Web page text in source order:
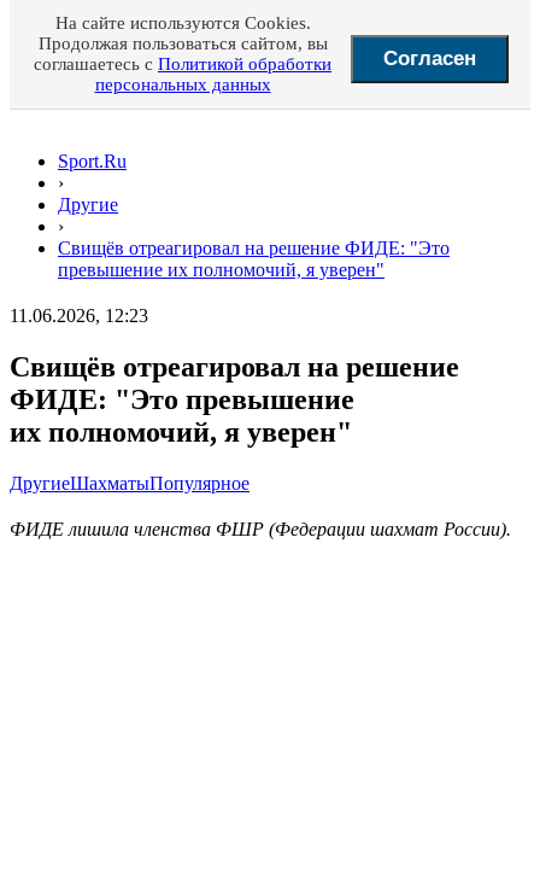
На сайте используются Cookies.
Продолжая пользоваться сайтом, вы
соглашаетесь с Политикой обработки
персональных данных
Согласен
Sport.Ru
›
Другие
›
Свищёв отреагировал на решение ФИДЕ: "Это
превышение их полномочий, я уверен"
11.06.2026, 12:23
Свищёв отреагировал на решение
ФИДЕ: "Это превышение
их полномочий, я уверен"
ДругиеШахматыПопулярное
ФИДЕ лишила членства ФШР (Федерации шахмат России).